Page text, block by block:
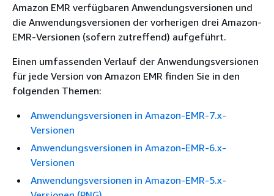
Amazon EMR verfügbaren Anwendungsversionen und
die Anwendungsversionen der vorherigen drei Amazon-
EMR-Versionen (sofern zutreffend) aufgeführt.
Einen umfassenden Verlauf der Anwendungsversionen
für jede Version von Amazon EMR finden Sie in den
folgenden Themen:
Anwendungsversionen in Amazon-EMR-7.x-
Versionen
Anwendungsversionen in Amazon-EMR-6.x-
Versionen
Anwendungsversionen in Amazon-EMR-5.x-